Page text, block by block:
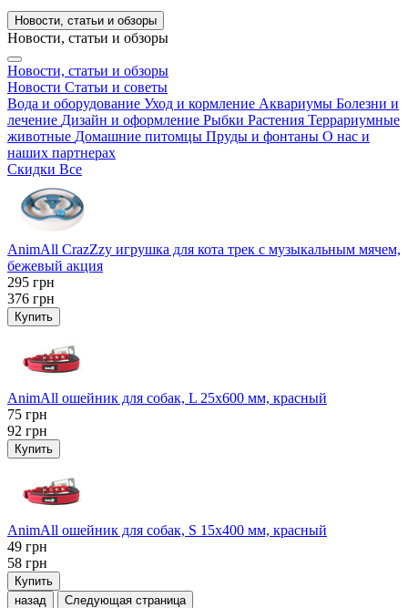
Новости, статьи и обзоры
Новости, статьи и обзоры
Новости, статьи и обзоры
Новости Статьи и советы
Вода и оборудование Уход и кормление Аквариумы Болезни и
лечение Дизайн и оформление Рыбки Растения Террариумные
животные Домашние питомцы Пруды и фонтаны О нас и
наших партнерах
Скидки Все
AnimAll CrazZzy игрушка для кота трек с музыкальным мячем,
бежевый акция
295 грн
376 грн
Купить
AnimAll ошейник для собак, L 25x600 мм, красный
75 грн
92 грн
Купить
AnimAll ошейник для собак, S 15х400 мм, красный
49 грн
58 грн
Купить
назад
Следующая страница